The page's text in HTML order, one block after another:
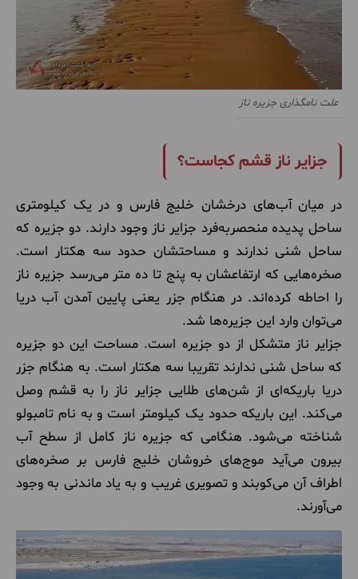
علت نامگذاری جزیره ناز
جزایر ناز قشم کجاست؟
در میان آب‌های درخشان خلیج فارس و در یک کیلومتری
ساحل پدیده منحصربه‌فرد جزایر ناز وجود دارند. دو جزیره که
ساحل شنی ندارند و مساحتشان حدود سه هکتار است.
صخره‌هایی که ارتفاعشان به پنج تا ده متر می‌رسد جزیره ناز
را احاطه کرده‌اند. در هنگام جزر یعنی پایین آمدن آب دریا
می‌توان وارد این جزیره‌ها شد.
جزایر ناز متشکل از دو جزیره است. مساحت این دو جزیره
که ساحل شنی ندارند تقریبا سه هکتار است. به هنگام جزر
دریا باریکه‌ای از شن‌های طلایی جزایر ناز را به قشم وصل
می‌کند. این باریکه حدود یک کیلومتر است و به نام تامبولو
شناخته می‌شود. هنگامی که جزیره ناز کامل از سطح آب
بیرون می‌آید موج‌های خروشان خلیج فارس بر صخره‌های
اطراف آن می‌کوبند و تصویری غریب و به یاد ماندنی به وجود
می‌آورند.